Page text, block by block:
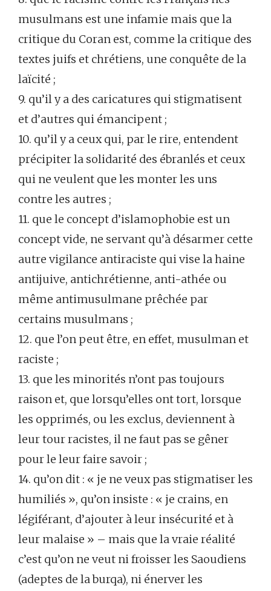
musulmans est une infamie mais que la
critique du Coran est, comme la critique des
textes juifs et chrétiens, une conquête de la
laïcité ;
9. qu’il y a des caricatures qui stigmatisent
et d’autres qui émancipent ;
10. qu’il y a ceux qui, par le rire, entendent
précipiter la solidarité des ébranlés et ceux
qui ne veulent que les monter les uns
contre les autres ;
11. que le concept d’islamophobie est un
concept vide, ne servant qu’à désarmer cette
autre vigilance antiraciste qui vise la haine
antijuive, antichrétienne, anti-athée ou
même antimusulmane prêchée par
certains musulmans ;
12. que l’on peut être, en effet, musulman et
raciste ;
13. que les minorités n’ont pas toujours
raison et, que lorsqu’elles ont tort, lorsque
les opprimés, ou les exclus, deviennent à
leur tour racistes, il ne faut pas se gêner
pour le leur faire savoir ;
14. qu’on dit : « je ne veux pas stigmatiser les
humiliés », qu’on insiste : « je crains, en
légiférant, d’ajouter à leur insécurité et à
leur malaise » – mais que la vraie réalité
c’est qu’on ne veut ni froisser les Saoudiens
(adeptes de la burqa), ni énerver les